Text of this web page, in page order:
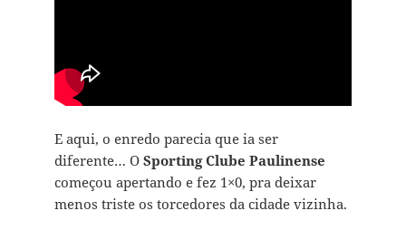
E aqui, o enredo parecia que ia ser
diferente… O Sporting Clube Paulinense
começou apertando e fez 1×0, pra deixar
menos triste os torcedores da cidade vizinha.